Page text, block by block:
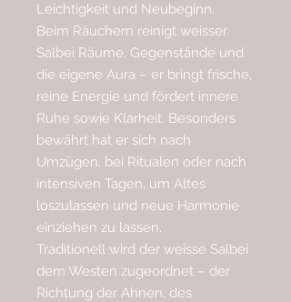
Leichtigkeit und Neubeginn.
Beim Räuchern reinigt weisser
Salbei Räume, Gegenstände und
die eigene Aura – er bringt frische,
reine Energie und fördert innere
Ruhe sowie Klarheit. Besonders
bewährt hat er sich nach
Umzügen, bei Ritualen oder nach
intensiven Tagen, um Altes
loszulassen und neue Harmonie
einziehen zu lassen.
Traditionell wird der weisse Salbei
dem Westen zugeordnet – der
Richtung der Ahnen, des